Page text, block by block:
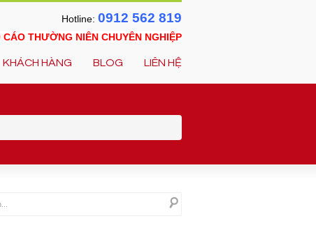
Hotline: 0912 562 819
THƯỜNG NIÊN CHUYÊN NGHIỆP
KHÁCH HÀNG BLOG LIÊN HỆ